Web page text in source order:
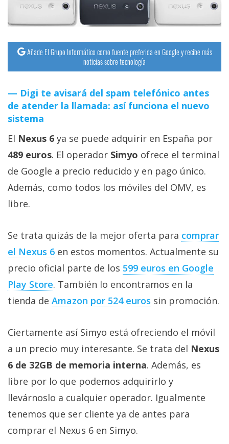
Trucos
y
Tutoriales
Sistemas
operativos
Profesional
+
Más
temas
Sorteos
Foros
Contacto
nosotros
Publicidad
/
Cambiar
opciones
de
privacidad
/
Añade El Grupo Informático como fuente preferida en Google y recibe más
noticias sobre tecnología
Digi te avisará del spam telefónico antes
de atender la llamada: así funciona el nuevo
sistema
El Nexus 6 ya se puede adquirir en España por
489 euros. El operador Simyo ofrece el terminal
de Google a precio reducido y en pago único.
Además, como todos los móviles del OMV, es
libre.
Se trata quizás de la mejor oferta para comprar
el Nexus 6 en estos momentos. Actualmente su
precio oficial parte de los 599 euros en Google
Play Store. También lo encontramos en la
tienda de Amazon por 524 euros sin promoción.
Ciertamente así Simyo está ofreciendo el móvil
a un precio muy interesante. Se trata del Nexus
6 de 32GB de memoria interna. Además, es
libre por lo que podemos adquirirlo y
llevárnoslo a cualquier operador. Igualmente
tenemos que ser cliente ya de antes para
comprar el Nexus 6 en Simyo.